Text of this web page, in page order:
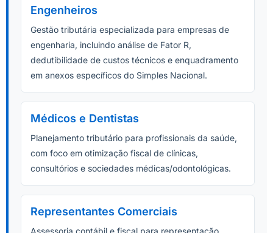
Engenheiros
Gestão tributária especializada para empresas de
engenharia, incluindo análise de Fator R,
dedutibilidade de custos técnicos e enquadramento
em anexos específicos do Simples Nacional.
Médicos e Dentistas
Planejamento tributário para profissionais da saúde,
com foco em otimização fiscal de clínicas,
consultórios e sociedades médicas/odontológicas.
Representantes Comerciais